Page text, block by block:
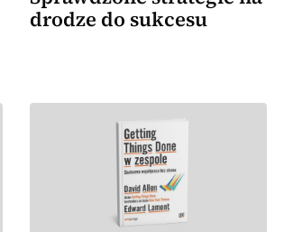
drodze do sukcesu